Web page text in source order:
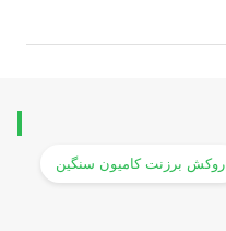
روکش برزنت کامیون سنگین